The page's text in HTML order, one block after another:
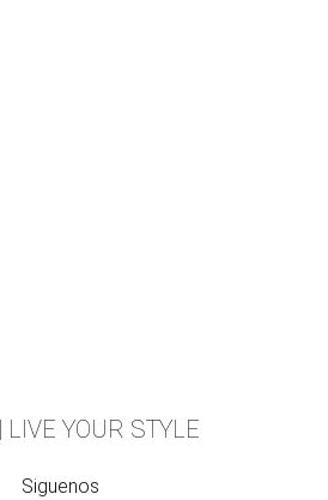
| LIVE YOUR STYLE
Siguenos